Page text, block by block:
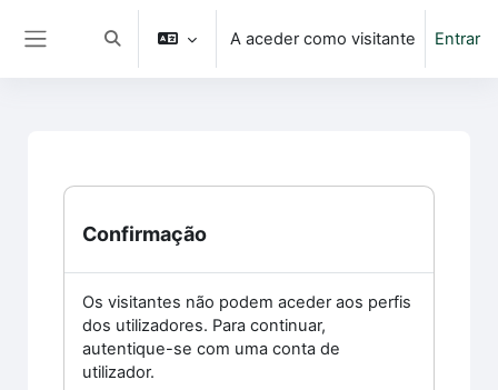
Ir para o conteúdo principal
Alternar a entrada da pesquisa
A aceder como visitante Entrar
Confirmação
Os visitantes não podem aceder aos perfis
dos utilizadores. Para continuar,
autentique-se com uma conta de
utilizador.